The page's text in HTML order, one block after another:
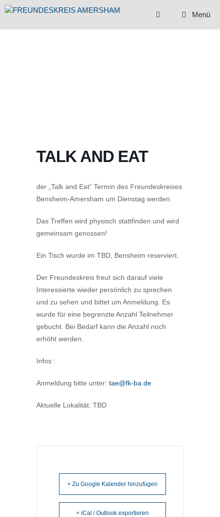
Zum
springen
Menü
TALK AND EAT
der „Talk and Eat“ Termin des Freundeskreises
Bensheim-Amersham um Dienstag werden.
Das Treffen wird physisch stattfinden und wird
gemeinsam genossen!
Ein Tisch wurde im TBD, Bensheim reserviert.
Der Freundeskreis freut sich darauf viele
Interessierte wieder persönlich zu sprechen
und zu sehen und bittet um Anmeldung. Es
wurde für eine begrenzte Anzahl Teilnehmer
gebucht. Bei Bedarf kann die Anzahl noch
erhöht werden.
Infos :
Anmeldung bitte unter: tae@fk-ba.de
Aktuelle Lokalität: TBD
+ Zu Google Kalender hinzufügen
+ iCal / Outlook exportieren